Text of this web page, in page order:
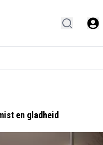
en gladheid